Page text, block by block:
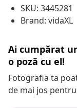
SKU: 3445281
Brand: vidaXL
Ai cumpărat
o poză cu el!
Fotografia ta
de mai jos